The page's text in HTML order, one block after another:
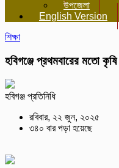
উপজেলা
English Version
শিক্ষা
হবিগঞ্জে প্রথমবারের মতো কৃষি
হবিগঞ্জ প্রতিনিধি
রবিবার, ২২ জুন, ২০২৫
৩৪০ বার পড়া হয়েছে